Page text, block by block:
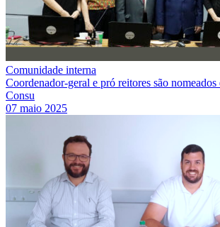
Comunidade interna
Coordenador-geral e pró reitores são
Consu
07 maio 2025